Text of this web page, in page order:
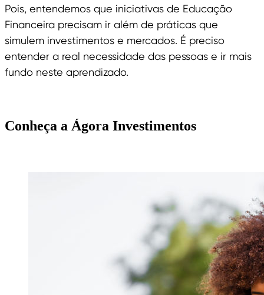
Pois, entendemos que iniciativas de Educação
Financeira precisam ir além de práticas que
simulem investimentos e mercados. É preciso
entender a real necessidade das pessoas e ir mais
fundo neste aprendizado.
Conheça a Ágora Investimentos